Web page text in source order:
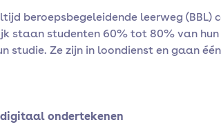
beroepsbegeleidende leerweg (BBL)
staan studenten 60% tot 80% van
studie. Ze zijn in loondienst en gaan
ondertekenen